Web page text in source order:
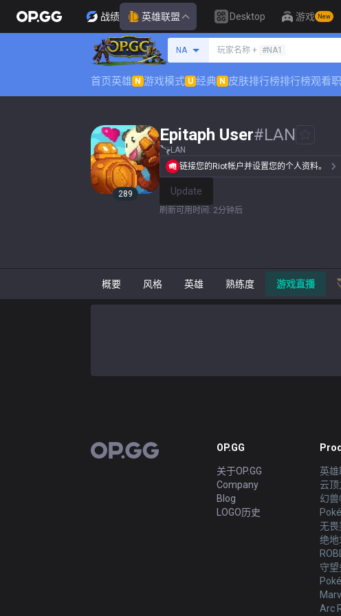
战绩 英雄联盟 Desktop 游戏 New
NA
搜索召唤师
玩家名称 + #NA1
首页英雄 N 游戏模式 U 经典 N 皮肤排行榜排行榜观看
289
Epitaph User#LAN
LAN
链接您的Riot帐户并设置您的个人资料。
Update
刷新可用时间 : 2分钟后
概要 风格 英雄 熟练度 游戏直播
OP.GG OP.GG
关于OP.GG
Company
Blog
LOGO历史
英雄
云
幻兽
无畏
绝地
守
Arc